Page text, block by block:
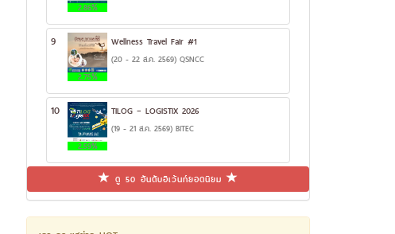
2.86%
9
2.75%
Wellness Travel Fair #1
(20 - 22 ส.ค. 2569) QSNCC
10
2.59%
TILOG – LOGISTIX 2026
(19 - 21 ส.ค. 2569) BITEC
ดู 50 อันดับอีเว้นท์ยอดนิยม